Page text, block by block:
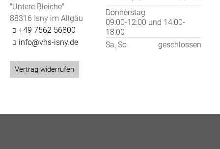
"Untere Bleiche"
88316 Isny im Allgäu
+49 7562 56800
info@vhs-isny.de
Vertrag widerrufen
Donnerstag
09:00-12:00 und 14:00-
18:00
Sa, So
geschlossen